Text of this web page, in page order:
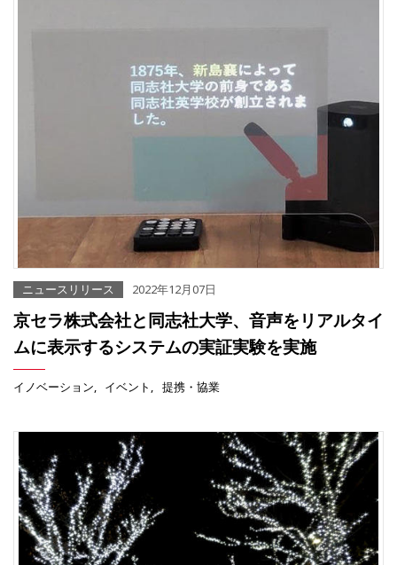
ニュースリリース 2022年12月07日
京セラ株式会社と同志社大学、音声をリアルタイ
ムに表示するシステムの実証実験を実施
イノベーション イベント 提携・協業